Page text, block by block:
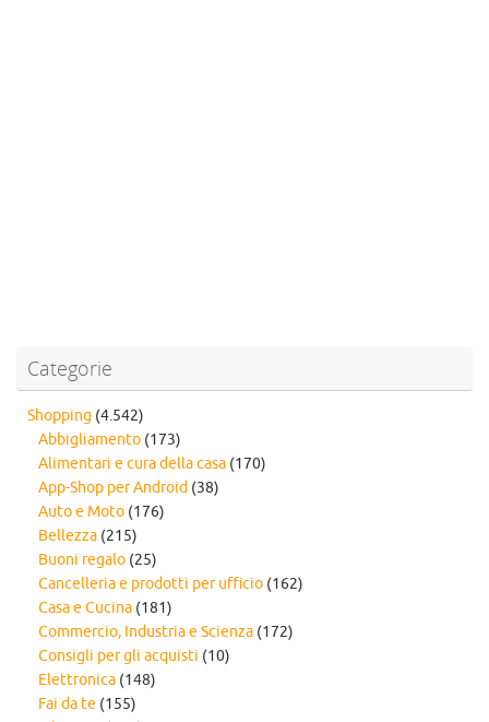
Categorie
Shopping (4.542)
Abbigliamento (173)
Alimentari e cura della casa (170)
App-Shop per Android (38)
Auto e Moto (176)
Bellezza (215)
Buoni regalo (25)
Cancelleria e prodotti per ufficio (162)
Casa e Cucina (181)
Commercio, Industria e Scienza (172)
Consigli per gli acquisti (10)
Elettronica (148)
Fai da te (155)